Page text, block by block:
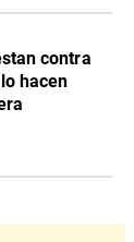
contra
hacen